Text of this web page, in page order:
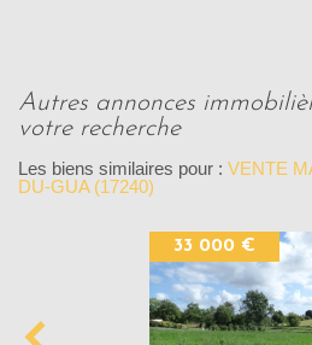
autres annonces immobilières correspondant à
votre recherche
Les biens similaires pour : VENTE
DU-GUA (17240)
33 000 €